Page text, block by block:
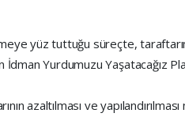
yüz tuttuğu süreçte,
Yurdumuzu Yaşatacağız
azaltılması ve